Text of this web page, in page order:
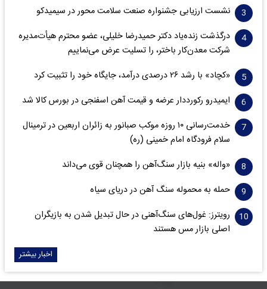
نشست ارزیابی جشنواره صنعت سلامت‌ محور در سیمیدکو
درگذشت زنده‌یاد دکتر حمیدرضا خلیلی، عضو محترم هیأت‌مدیره
شرکت معدن‌کار باختر، را تسلیت عرض می‌نماییم
«کچاد» با رشد ۲۶ درصدی درآمد، جایگاه خود را تثبیت کرد
ایمیدرو رکورددار عرضه و قیمت آهن اسفنجی در بورس کالا شد
خدمت‌رسانی ۱۰ روزه موکب صبانور به زائران اربعین در ترمینال
سلام فرودگاه امام خمینی (ره)
«واله» بنیه بازار سنگ‌آهن را همچنان قوی می‌داند
حمله به محموله سنگ آهن در دریای سیاه
رویترز: غول‌های سنگ‌آهنی‌ در حال تبدیل شدن به بازیگران
اصلی بازار مس هستند
اخبار بیشتر